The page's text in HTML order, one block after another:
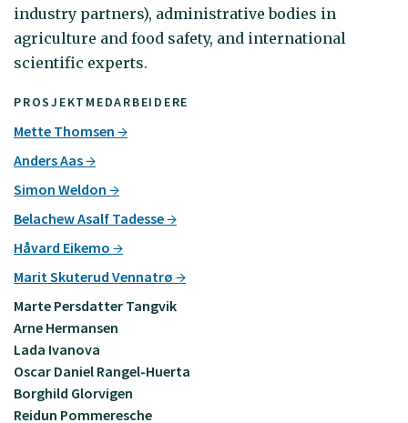
PROSJEKTMEDARBEIDERE
Mette Thomsen
Anders Aas
Simon Weldon
Belachew Asalf Tadesse
Håvard Eikemo
Marit Skuterud Vennatrø
Marte Persdatter Tangvik
Arne Hermansen
Lada Ivanova
Oscar Daniel Rangel-Huerta
Borghild Glorvigen
Reidun Pommeresche
industry partners), administrative bodies in
agriculture and food safety, and international
scientific experts.